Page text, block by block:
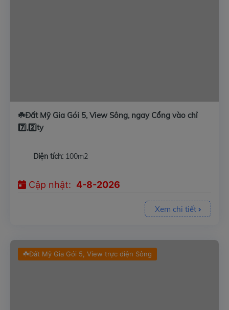
☘️Đất Mỹ Gia Gói 5, View Sông, ngay Cổng vào chỉ
7️⃣,2️⃣ty
Diện tích: 100m2
Cập nhật: 4-8-2026
Xem chi tiết
☘️Đất Mỹ Gia Gói 5, View trực diện Sông